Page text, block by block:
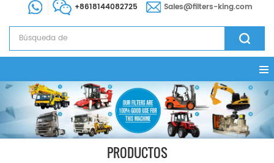
+8618144082725 Sales@filters-king.com
PRODUCTOS